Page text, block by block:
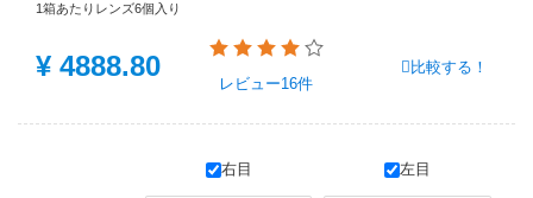
1箱あたりレンズ6個入り
¥ 4888.80
レビュー16件
比較する！
右目 左目